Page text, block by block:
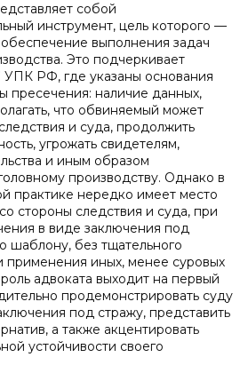
собой
инструмент, цель которого —
выполнения задач
Это подчеркивает
УПК РФ, где указаны основания
пресечения: наличие данных,
что обвиняемый может
и суда, продолжить
угрожать свидетелям,
и иным образом
производству. Однако в
практике нередко имеет место
стороны следствия и суда, при
в виде заключения под
шаблону, без тщательного
применения иных, менее суровых
адвоката выходит на первый
продемонстрировать суду
под стражу, представить
а также акцентировать
устойчивости своего